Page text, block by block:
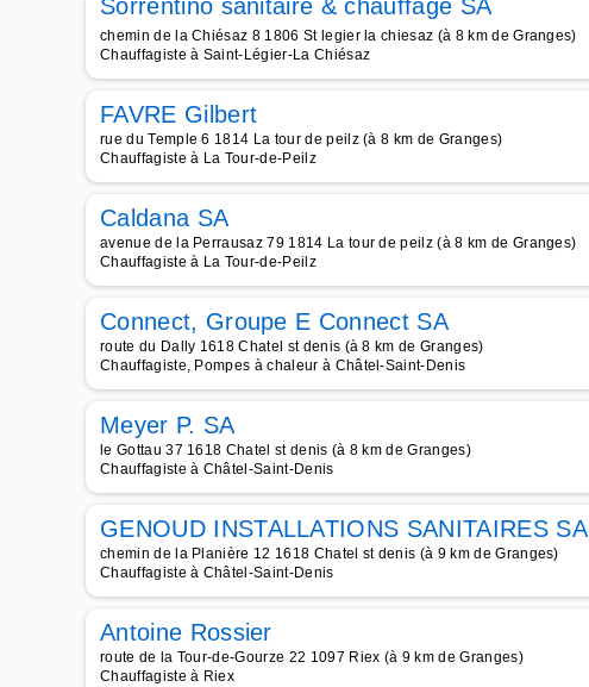
Sorrentino sanitaire & chauffage SA
chemin de la Chiésaz 8 1806 St legier la chiesaz (à 8 km de Granges)
Chauffagiste à Saint-Légier-La Chiésaz
FAVRE Gilbert
rue du Temple 6 1814 La tour de peilz (à 8 km de Granges)
Chauffagiste à La Tour-de-Peilz
Caldana SA
avenue de la Perrausaz 79 1814 La tour de peilz (à 8 km de Granges)
Chauffagiste à La Tour-de-Peilz
Connect, Groupe E Connect SA
route du Dally 1618 Chatel st denis (à 8 km de Granges)
Chauffagiste, Pompes à chaleur à Châtel-Saint-Denis
Meyer P. SA
le Gottau 37 1618 Chatel st denis (à 8 km de Granges)
Chauffagiste à Châtel-Saint-Denis
GENOUD INSTALLATIONS SANITAIRES SA
chemin de la Planière 12 1618 Chatel st denis (à 9 km de Granges)
Chauffagiste à Châtel-Saint-Denis
Antoine Rossier
route de la Tour-de-Gourze 22 1097 Riex (à 9 km de Granges)
Chauffagiste à Riex